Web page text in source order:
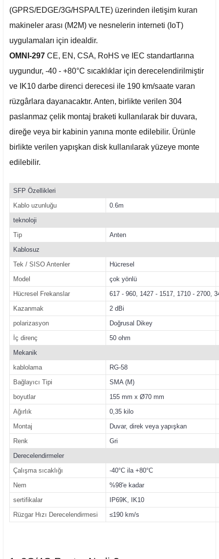
(GPRS/EDGE/3G/HSPA/LTE) üzerinden iletişim kuran
makineler arası (M2M) ve nesnelerin interneti (IoT)
uygulamaları için idealdir.
OMNI-297 CE, EN, CSA, RoHS ve IEC standartlarına
uygundur, -40 - +80°C sıcaklıklar için derecelendirilmiştir
ve IK10 darbe direnci derecesi ile 190 km/saate varan
rüzgârlara dayanacaktır. Anten, birlikte verilen 304
paslanmaz çelik montaj braketi kullanılarak bir duvara,
direğe veya bir kabinin yanına monte edilebilir. Ürünle
birlikte verilen yapışkan disk kullanılarak yüzeye monte
edilebilir.
SFP Özellikleri
Kablo uzunluğu
0.6m
teknoloji
Tip
Anten
Kablosuz
Tek / SISO Antenler
Hücresel
Model
çok yönlü
Hücresel Frekanslar
617 - 960, 1427 - 1517, 1710 - 2700,
Kazanmak
2 dBi
polarizasyon
Doğrusal Dikey
İç direnç
50 ohm
Mekanik
kablolama
RG-58
Bağlayıcı Tipi
SMA (M)
boyutlar
155 mm x Ø70 mm
Ağırlık
0,35 kilo
Montaj
Duvar, direk veya yapışkan
Renk
Gri
Derecelendirmeler
Çalışma sıcaklığı
-40°C ila +80°C
Nem
%98'e kadar
sertifikalar
IP69K, IK10
Rüzgar Hızı Derecelendirmesi
≤190 km/s